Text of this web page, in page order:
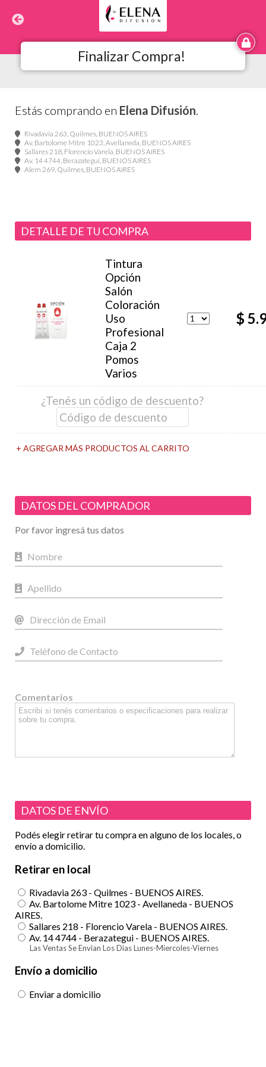
Finalizar Compra!
Estás comprando en Elena Difusión.
Rivadavia 263, Quilmes, BUENOS AIRES
Av. Bartolome Mitre 1023, Avellaneda, BUENOS AIRES
Sallares 218, Florencio Varela, BUENOS AIRES
Av. 14 4744, Berazategui, BUENOS AIRES
Alem 269, Quilmes, BUENOS AIRES
DETALLE DE TU COMPRA
Tintura
Opción
Salón
Coloración
Uso
Profesional
Caja 2
Pomos
Varios
$
¿Tenés un código de descuento?
+ AGREGAR MÁS PRODUCTOS AL CARRITO
DATOS DEL COMPRADOR
Por favor ingresá tus datos
Comentarios
DATOS DE ENVÍO
Podés elegir retirar tu compra en alguno de los locales, o
envío a domicilio.
Retirar en local
Rivadavia 263 - Quilmes - BUENOS AIRES.
Av. Bartolome Mitre 1023 - Avellaneda - BUENOS
AIRES.
Sallares 218 - Florencio Varela - BUENOS AIRES.
Av. 14 4744 - Berazategui - BUENOS AIRES.
Las Ventas Se Envian Los Dias Lunes-Miercoles-Viernes
Envío a domicilio
Enviar a domicilio